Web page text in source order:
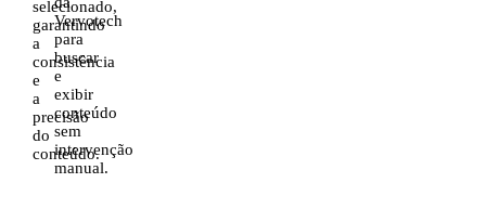
selecionado,
garantindo
a
consistência
e
a
precisão
do
conteúdo.
Vervotech
para
buscar
e
exibir
conteúdo
sem
intervenção
manual.